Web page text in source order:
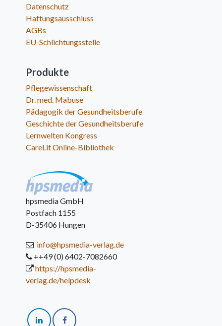
Datenschutz
Haftungsausschluss
AGBs
EU-Schlichtungsstelle
Produkte
Pflegewissenschaft
Dr. med. Mabuse
Pädagogik der Gesundheitsberufe
Geschichte der Gesundheitsberufe
Lernwelten Kongress
CareLit Online-Bibliothek
hpsmedia GmbH
Postfach 1155
D-35406 Hungen
info@hpsmedia-verlag.de
++49 (0) 6402-7082660
https://hpsmedia-
verlag.de/helpdesk